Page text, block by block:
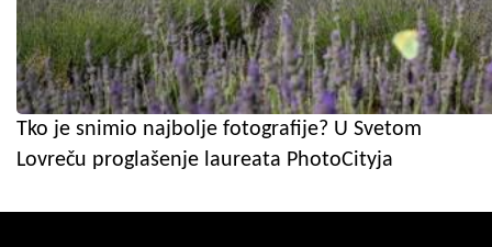
Tko je snimio najbolje fotografije? U Svetom
Lovreču proglašenje laureata PhotoCityja